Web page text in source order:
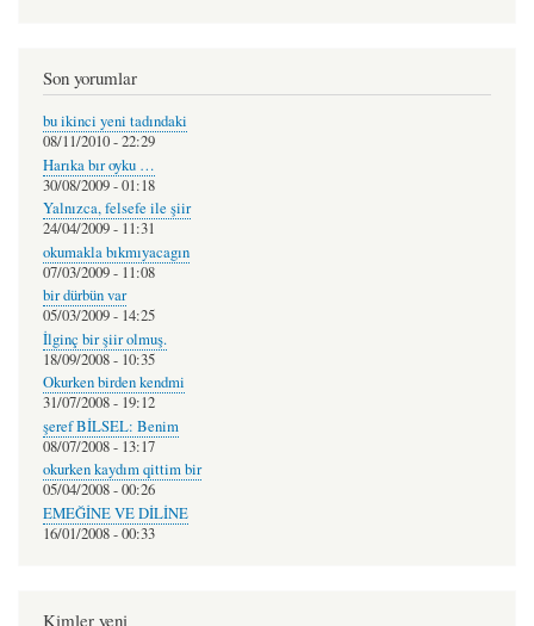
Son yorumlar
bu ikinci yeni tadındaki
08/11/2010 - 22:29
Harıka bır oyku …
30/08/2009 - 01:18
Yalnızca, felsefe ile şiir
24/04/2009 - 11:31
okumakla bıkmıyacagın
07/03/2009 - 11:08
bir dürbün var
05/03/2009 - 14:25
İlginç bir şiir olmuş.
18/09/2008 - 10:35
Okurken birden kendmi
31/07/2008 - 19:12
şeref BİLSEL: Benim
08/07/2008 - 13:17
okurken kaydım qittim bir
05/04/2008 - 00:26
EMEĞİNE VE DİLİNE
16/01/2008 - 00:33
Kimler yeni